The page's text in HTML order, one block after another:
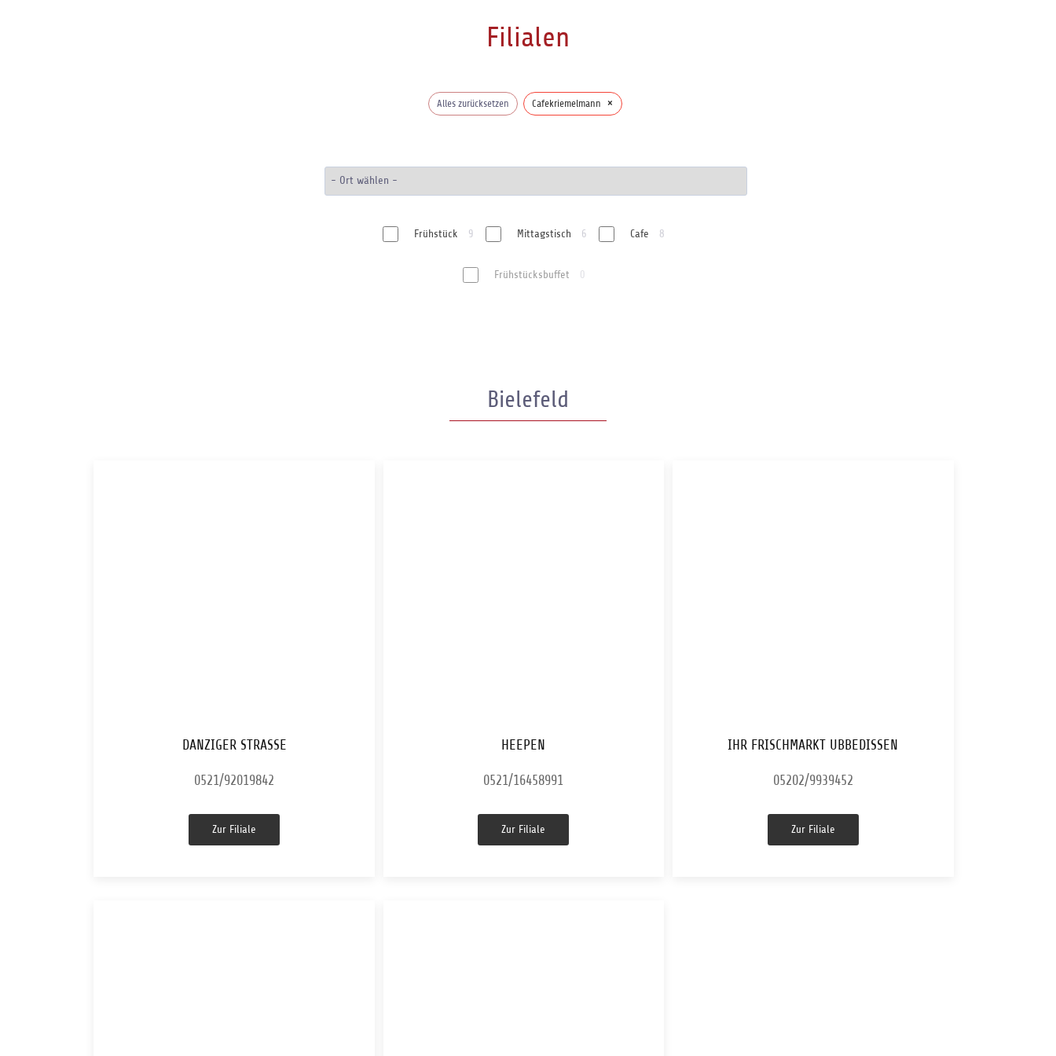
Filialen
Alles zurücksetzen Cafekriemelmann ×
Frühstück 9 Mittagstisch 6 Cafe 8
Frühstücksbuffet 0
Bielefeld
DANZIGER STRASSE
0521/92019842
Zur Filiale
HEEPEN
0521/16458991‬
Zur Filiale
IHR FRISCHMARKT UBBEDISSEN
05202/9939452
Zur Filiale